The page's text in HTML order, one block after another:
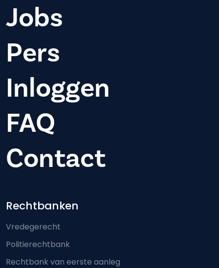
Jobs
Pers
Inloggen
FAQ
Contact
Footer-menu
Rechtbanken
Vredegerecht
Politierechtbank
Rechtbank van eerste aanleg